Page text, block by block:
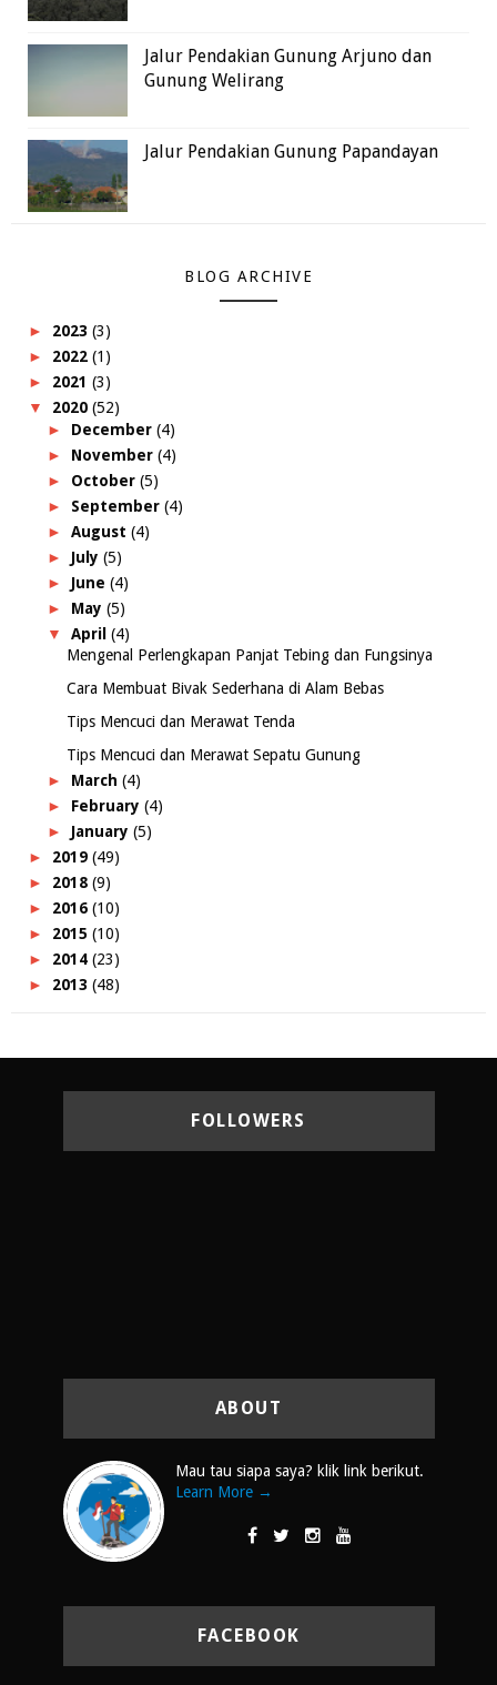
Jalur Pendakian Gunung Arjuno dan
Gunung Welirang
Jalur Pendakian Gunung Papandayan
BLOG ARCHIVE
► 2023 (3)
► 2022 (1)
► 2021 (3)
▼ 2020 (52)
► December (4)
► November (4)
► October (5)
► September (4)
► August (4)
► July (5)
► June (4)
► May (5)
▼ April (4)
Mengenal Perlengkapan Panjat Tebing dan Fungsinya
Cara Membuat Bivak Sederhana di Alam Bebas
Tips Mencuci dan Merawat Tenda
Tips Mencuci dan Merawat Sepatu Gunung
► March (4)
► February (4)
► January (5)
► 2019 (49)
► 2018 (9)
► 2016 (10)
► 2015 (10)
► 2014 (23)
► 2013 (48)
FOLLOWERS
ABOUT
Mau tau siapa saya? klik link berikut.
Learn More →
FACEBOOK